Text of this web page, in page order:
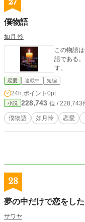
僕物語
如月 怜
この物語
語である。 ※注意※ 某〜物語シリーズとは全くの無関係で
す。
恋愛 連載中 短編
24h.ポイント 0pt
小説 228,743 位 / 228,743
僕物語 如月怜 恋愛
28
夢の中だけで恋をした
サワヤ